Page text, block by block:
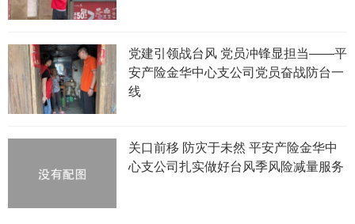
党建引领战台风 党员冲锋显担当——平
安产险金华中心支公司党员奋战防台一
线
关口前移 防灾于未然 平安产险金华中
心支公司扎实做好台风季风险减量服务